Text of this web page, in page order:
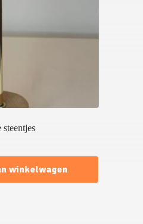
steentjes
winkelwagen